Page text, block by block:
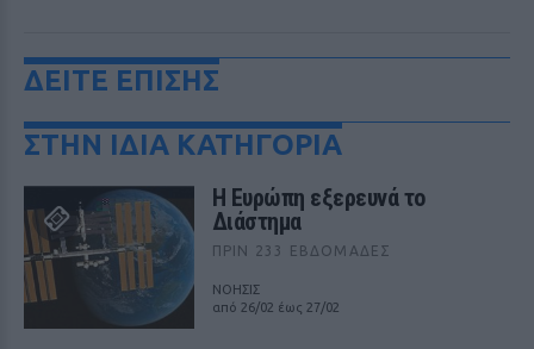
ΔΕΙΤΕ ΕΠΙΣΗΣ
ΣΤΗΝ ΙΔΙΑ ΚΑΤΗΓΟΡΙΑ
Η Ευρώπη εξερευνά το
Διάστημα
ΠΡΙΝ 233 ΕΒΔΟΜΆΔΕΣ
ΝΟΗΣΙΣ
από 26/02 έως 27/02